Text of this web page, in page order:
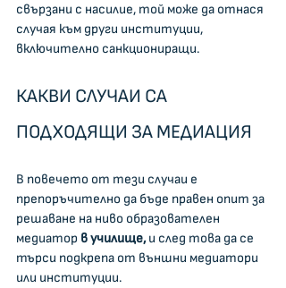
свързани с насилие, той може да отнася
случая към други институции,
включително санкциониращи.
КАКВИ СЛУЧАИ СА
ПОДХОДЯЩИ ЗА МЕДИАЦИЯ
В повечето от тези случаи е
препоръчително да бъде правен опит за
решаване на ниво образователен
медиатор в училище, и след това да се
търси подкрепа от външни медиатори
или институции.